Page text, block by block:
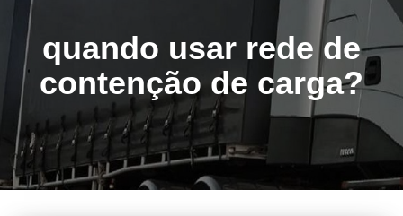
quando usar rede de
contenção de carga?